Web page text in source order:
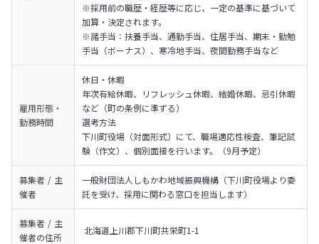
※採用前の職歴・経歴等に応じ、一定の基準に基づいて
加算・決定されます。
※諸手当：扶養手当、通勤手当、住居手当、期末・勤勉
手当（ボーナス）、寒冷地手当、夜間勤務手当など
雇用形態・
勤務時間
休日・休暇
年次有給休暇、リフレッシュ休暇、結婚休暇、忌引休暇
など（町の条例に準ずる）
選考方法
下川町役場（対面形式）にて、職場適応性検査、筆記試
験（作文）、個別面接を行います。（9月予定）
募集者 / 主
催者
一般財団法人しもかわ地域振興機構（下川町役場より委
託を受け、採用に関わる窓口を担当します）
募集者 / 主
催者の住所
北海道上川郡下川町共栄町1-1